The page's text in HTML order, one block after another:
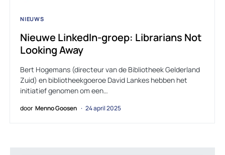
NIEUWS
Nieuwe LinkedIn-groep: Librarians Not
Looking Away
Bert Hogemans (directeur van de Bibliotheek Gelderland
Zuid) en bibliotheekgoeroe David Lankes hebben het
initiatief genomen om een…
door Menno Goosen 24 april 2025